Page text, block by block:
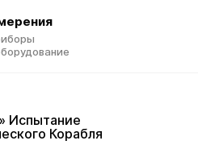
» Испытание
Корабля